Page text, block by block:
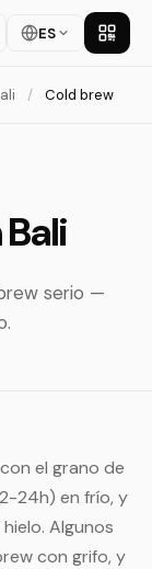
ES
/ Cold brew
serio —
el grano de
24h) en frío, y
Algunos
con grifo, y